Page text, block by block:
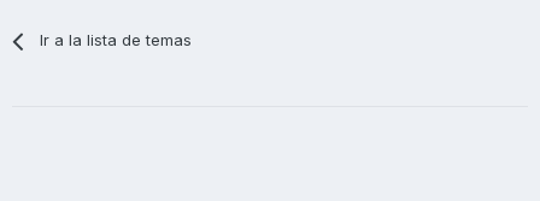
Ir a la lista de temas